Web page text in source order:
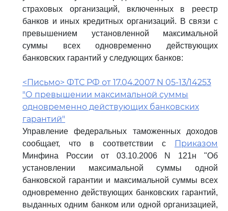
страховых организаций, включенных в реестр
банков и иных кредитных организаций. В связи с
превышением установленной максимальной
суммы всех одновременно действующих
банковских гарантий у следующих банков:
<Письмо> ФТС РФ от 17.04.2007 N 05-13/14253
"О превышении максимальной суммы
одновременно действующих банковских
гарантий"
Управление федеральных таможенных доходов
сообщает, что в соответствии с
Приказом
Минфина России от 03.10.2006 N 121н "Об
установлении максимальной суммы одной
банковской гарантии и максимальной суммы всех
одновременно действующих банковских гарантий,
выданных одним банком или одной организацией,